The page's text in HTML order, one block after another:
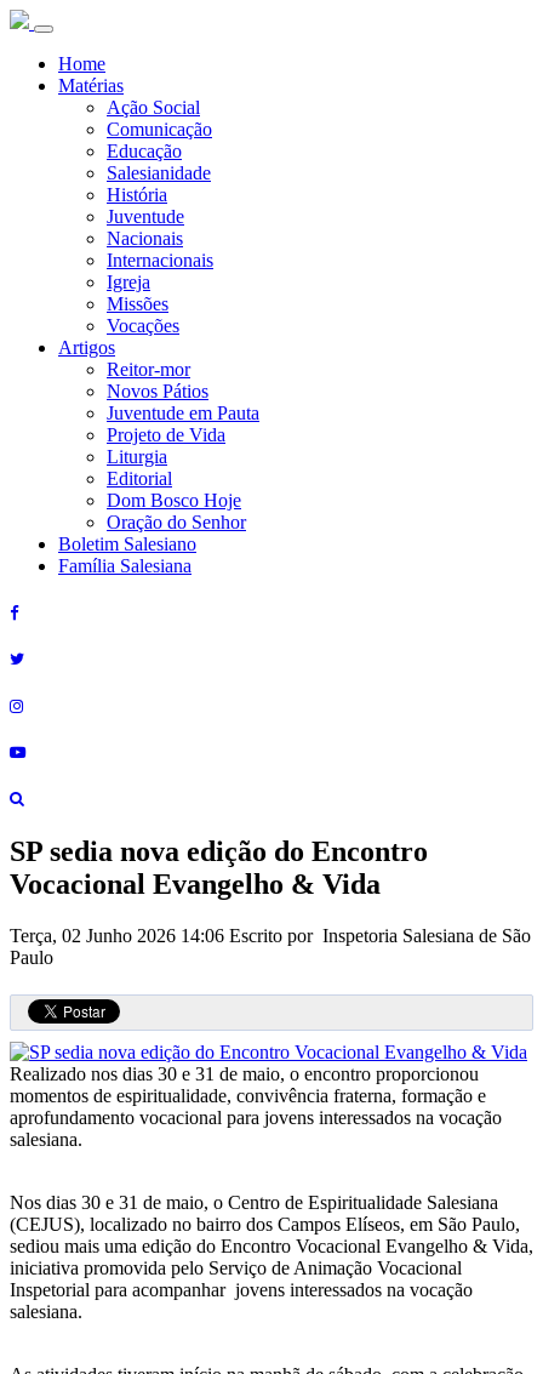
Home
Matérias
Ação Social
Comunicação
Educação
Salesianidade
História
Juventude
Nacionais
Internacionais
Igreja
Missões
Vocações
Artigos
Reitor-mor
Novos Pátios
Juventude em Pauta
Projeto de Vida
Liturgia
Editorial
Dom Bosco Hoje
Oração do Senhor
Boletim Salesiano
Família Salesiana
SP sedia nova edição do Encontro
Vocacional Evangelho & Vida
Terça, 02 Junho 2026 14:06 Escrito por Inspetoria Salesiana de São
Paulo
Realizado nos dias 30 e 31 de maio, o encontro proporcionou
momentos de espiritualidade, convivência fraterna, formação e
aprofundamento vocacional para jovens interessados na vocação
salesiana.
Nos dias 30 e 31 de maio, o Centro de Espiritualidade Salesiana
(CEJUS), localizado no bairro dos Campos Elíseos, em São Paulo,
sediou mais uma edição do Encontro Vocacional Evangelho & Vida,
iniciativa promovida pelo Serviço de Animação Vocacional
Inspetorial para acompanhar jovens interessados na vocação
salesiana.